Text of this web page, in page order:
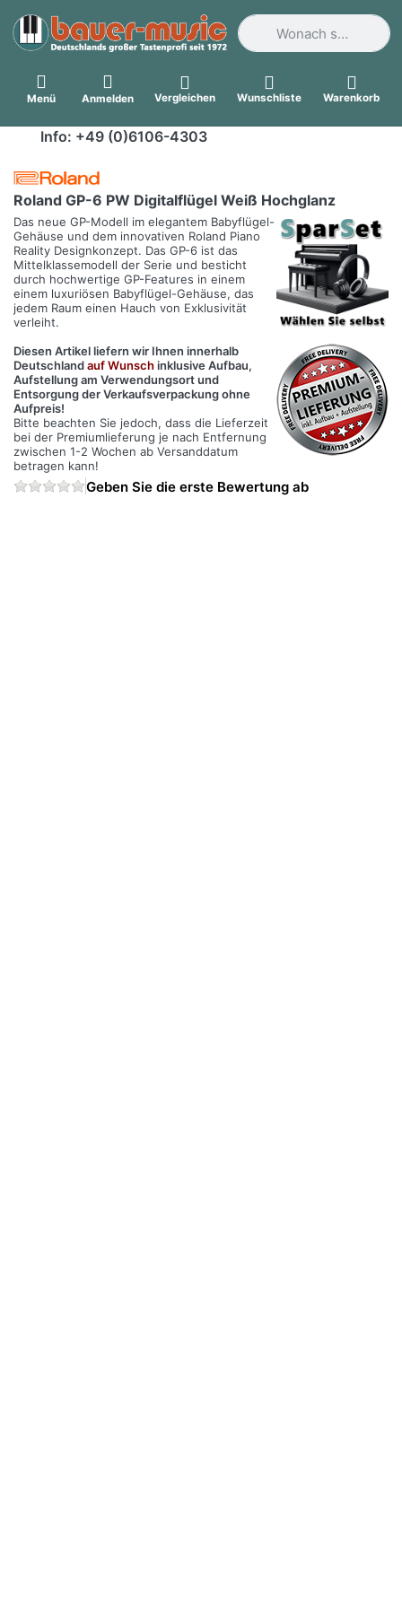
Geben Sie einen
Menü Anmelden Vergleichen Wunschliste Warenkorb
Info: +49 (0)6106-4303
Roland GP-6 PW Digitalflügel Weiß Hochglanz
Das neue GP-Modell im elegantem Babyflügel-
Gehäuse und dem innovativen Roland Piano
Reality Designkonzept. Das GP-6 ist das
Mittelklassemodell der Serie und besticht
durch hochwertige GP-Features in einem
einem luxuriösen Babyflügel-Gehäuse, das
jedem Raum einen Hauch von Exklusivität
verleiht.
Diesen Artikel liefern wir Ihnen innerhalb
Deutschlandauf Wunschinklusive Aufbau,
Aufstellung am Verwendungsort und
Entsorgung der Verkaufsverpackung ohne
Aufpreis!
Bitte beachten Sie jedoch, dass die Lieferzeit
bei der Premiumlieferung je nach Entfernung
zwischen 1-2 Wochen ab Versanddatum
betragen kann!
Geben Sie die erste Bewertung ab